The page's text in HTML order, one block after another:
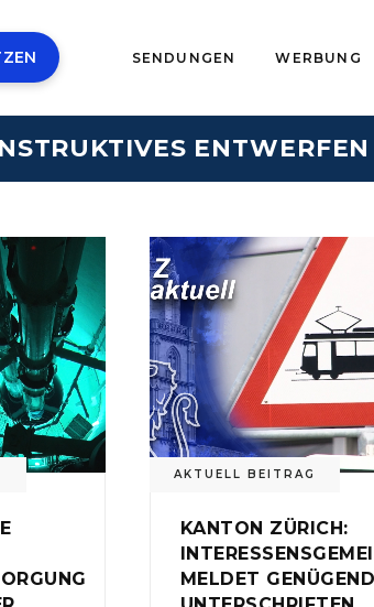
SENDUNGEN WERBUNG
AKTUELL BEITRAG
KANTON ZÜRICH:
MELDET